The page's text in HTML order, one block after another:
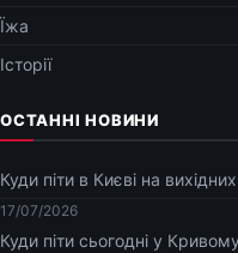
Їжа
Історії
ОСТАННІ НОВИНИ
Куди піти в Києві на
17/07/2026
Куди піти сьогодні у